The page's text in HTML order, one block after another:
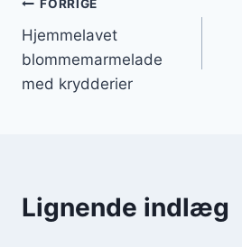
Indlægsnavigation
FORRIGE
Hjemmelavet
blommemarmelade
med krydderier
Lignende indlæg